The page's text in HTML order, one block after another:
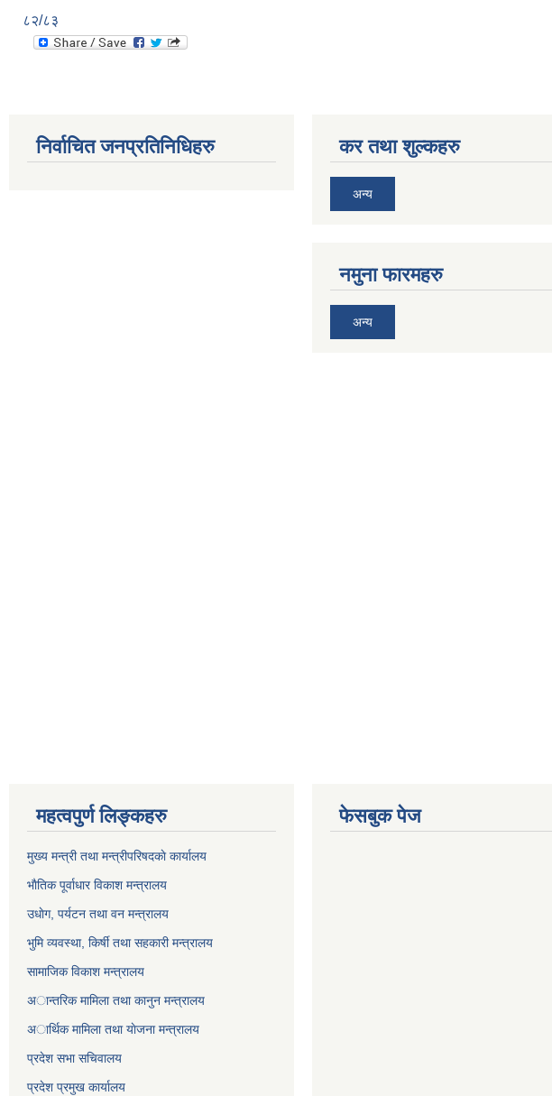
८२/८३
निर्वाचित जनप्रतिनिधिहरु कर तथा शुल्कहरु
अन्य
नमुना फारमहरु
अन्य
महत्वपुर्ण लिङ्कहरु
मुख्य मन्त्री तथा मन्त्रीपरिषदकाे कार्यालय
भाैतिक पूर्वाधार विकाश मन्त्रालय
उधाेग, पर्यटन तथा वन मन्त्रालय
भुमि व्यवस्था, किर्षी तथा सहकारी मन्त्रालय
सामाजिक विकाश मन्त्रालय
अान्तरिक मामिला तथा कानुन मन्त्रालय
अार्थिक मामिला तथा याेजना मन्त्रालय
प्रदेश सभा सचिवालय
प्रदेश प्रमुख कार्यालय
फेसबुक पेज